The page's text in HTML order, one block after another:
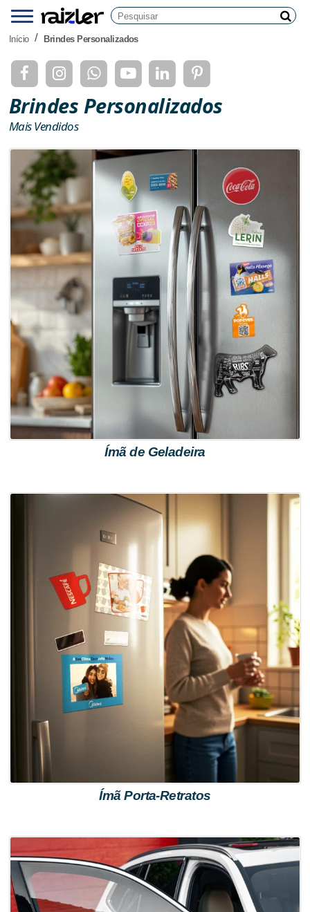
Menu Pesquisar
Início Brindes Personalizados
Brindes Personalizados
Mais Vendidos
Ímã de Geladeira
Ímã Porta-Retratos